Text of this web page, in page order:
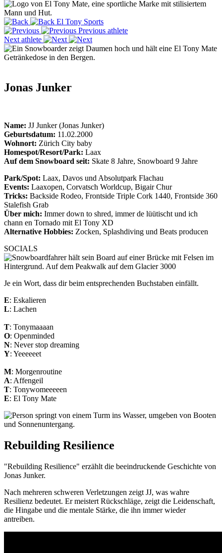
El Tony Sports
Previous athlete
Next athlete
Jonas Junker
Name: JJ Junker (Jonas Junker)
Geburtsdatum: 11.02.2000
Wohnort: Zürich City baby
Homespot/Resort/Park: Laax
Auf dem Snowboard seit: Skate 8 Jahre, Snowboard 9 Jahre
Park/Spot: Laax, Davos und Absolutpark Flachau
Events: Laaxopen, Corvatsch Worldcup, Bigair Chur
Tricks: Backside Rodeo, Frontside Triple Cork 1440, Frontside 360
Stalefish Grab
Über mich: Immer down to shred, immer de lüütischt und ich
chann en Tornado mit El Tony XD
Alternative Hobbies: Zocken, Splashdiving und Beats producen
SOCIALS
Je ein Wort, dass dir beim entsprechenden Buchstaben einfällt.
E: Eskalieren
L: Lachen
T: Tonymaaaan
O: Openminded
N: Never stop dreaming
Y: Yeeeeeet
M: Morgenroutine
A: Affengeil
T: Tonywomeeeeen
E: El Tony Mate
Rebuilding Resilience
"Rebuilding Resilience" erzählt die beeindruckende Geschichte von
Jonas Junker.
Nach mehreren schweren Verletzungen zeigt JJ, was wahre
Resilienz bedeutet. Er meistert Rückschläge, zeigt die Leidenschaft,
die Hingabe und die mentale Stärke, die ihn immer wieder
antreiben.